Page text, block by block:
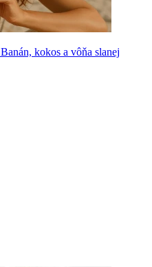
kokos a vôňa slanej